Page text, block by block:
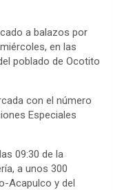
a balazos por
en las
poblado de Ocotito
con el número
Especiales
09:30 de la
a unos 300
Acapulco y del